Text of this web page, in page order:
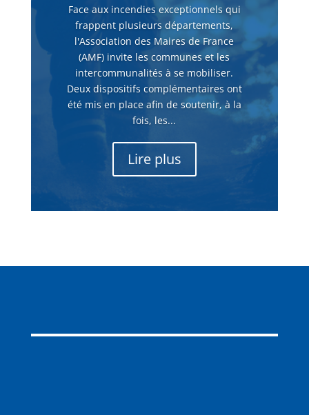
Face aux incendies exceptionnels qui
frappent plusieurs départements,
l'Association des Maires de France
(AMF) invite les communes et les
intercommunalités à se mobiliser.
Deux dispositifs complémentaires ont
été mis en place afin de soutenir, à la
fois, les...
Lire plus